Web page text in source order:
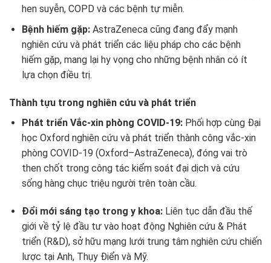
hen suyễn, COPD và các bệnh tự miễn.
Bệnh hiếm gặp:AstraZeneca cũng đang đẩy mạnh
nghiên cứu và phát triển các liệu pháp cho các bệnh
hiếm gặp, mang lại hy vọng cho những bệnh nhân có ít
lựa chọn điều trị.
Thành tựu trong nghiên cứu và phát triển
Phát triển Vắc-xin phòng COVID-19:Phối hợp cùng Đại
học Oxford nghiên cứu và phát triển thành công vắc-xin
phòng COVID-19 (Oxford–AstraZeneca), đóng vai trò
then chốt trong công tác kiểm soát đại dịch và cứu
sống hàng chục triệu người trên toàn cầu.
Đổi mới sáng tạo trong y khoa:Liên tục dẫn đầu thế
giới về tỷ lệ đầu tư vào hoạt động Nghiên cứu & Phát
triển (R&D), sở hữu mạng lưới trung tâm nghiên cứu chiến
lược tại Anh, Thụy Điển và Mỹ.